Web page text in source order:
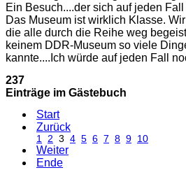
Ein Besuch....der sich auf jeden Fall
Das Museum ist wirklich Klasse.
die alle durch die Reihe weg
keinem DDR-Museum so viele
kannte....Ich würde auf jeden Fall
237
Einträge im Gästebuch
Start
Zurück
1 2 3 4 5 6 7 8 9 10
Weiter
Ende